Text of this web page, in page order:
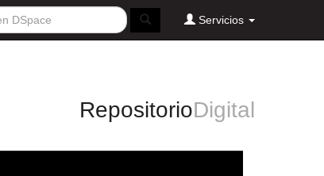
Servicios
RepositorioDigital